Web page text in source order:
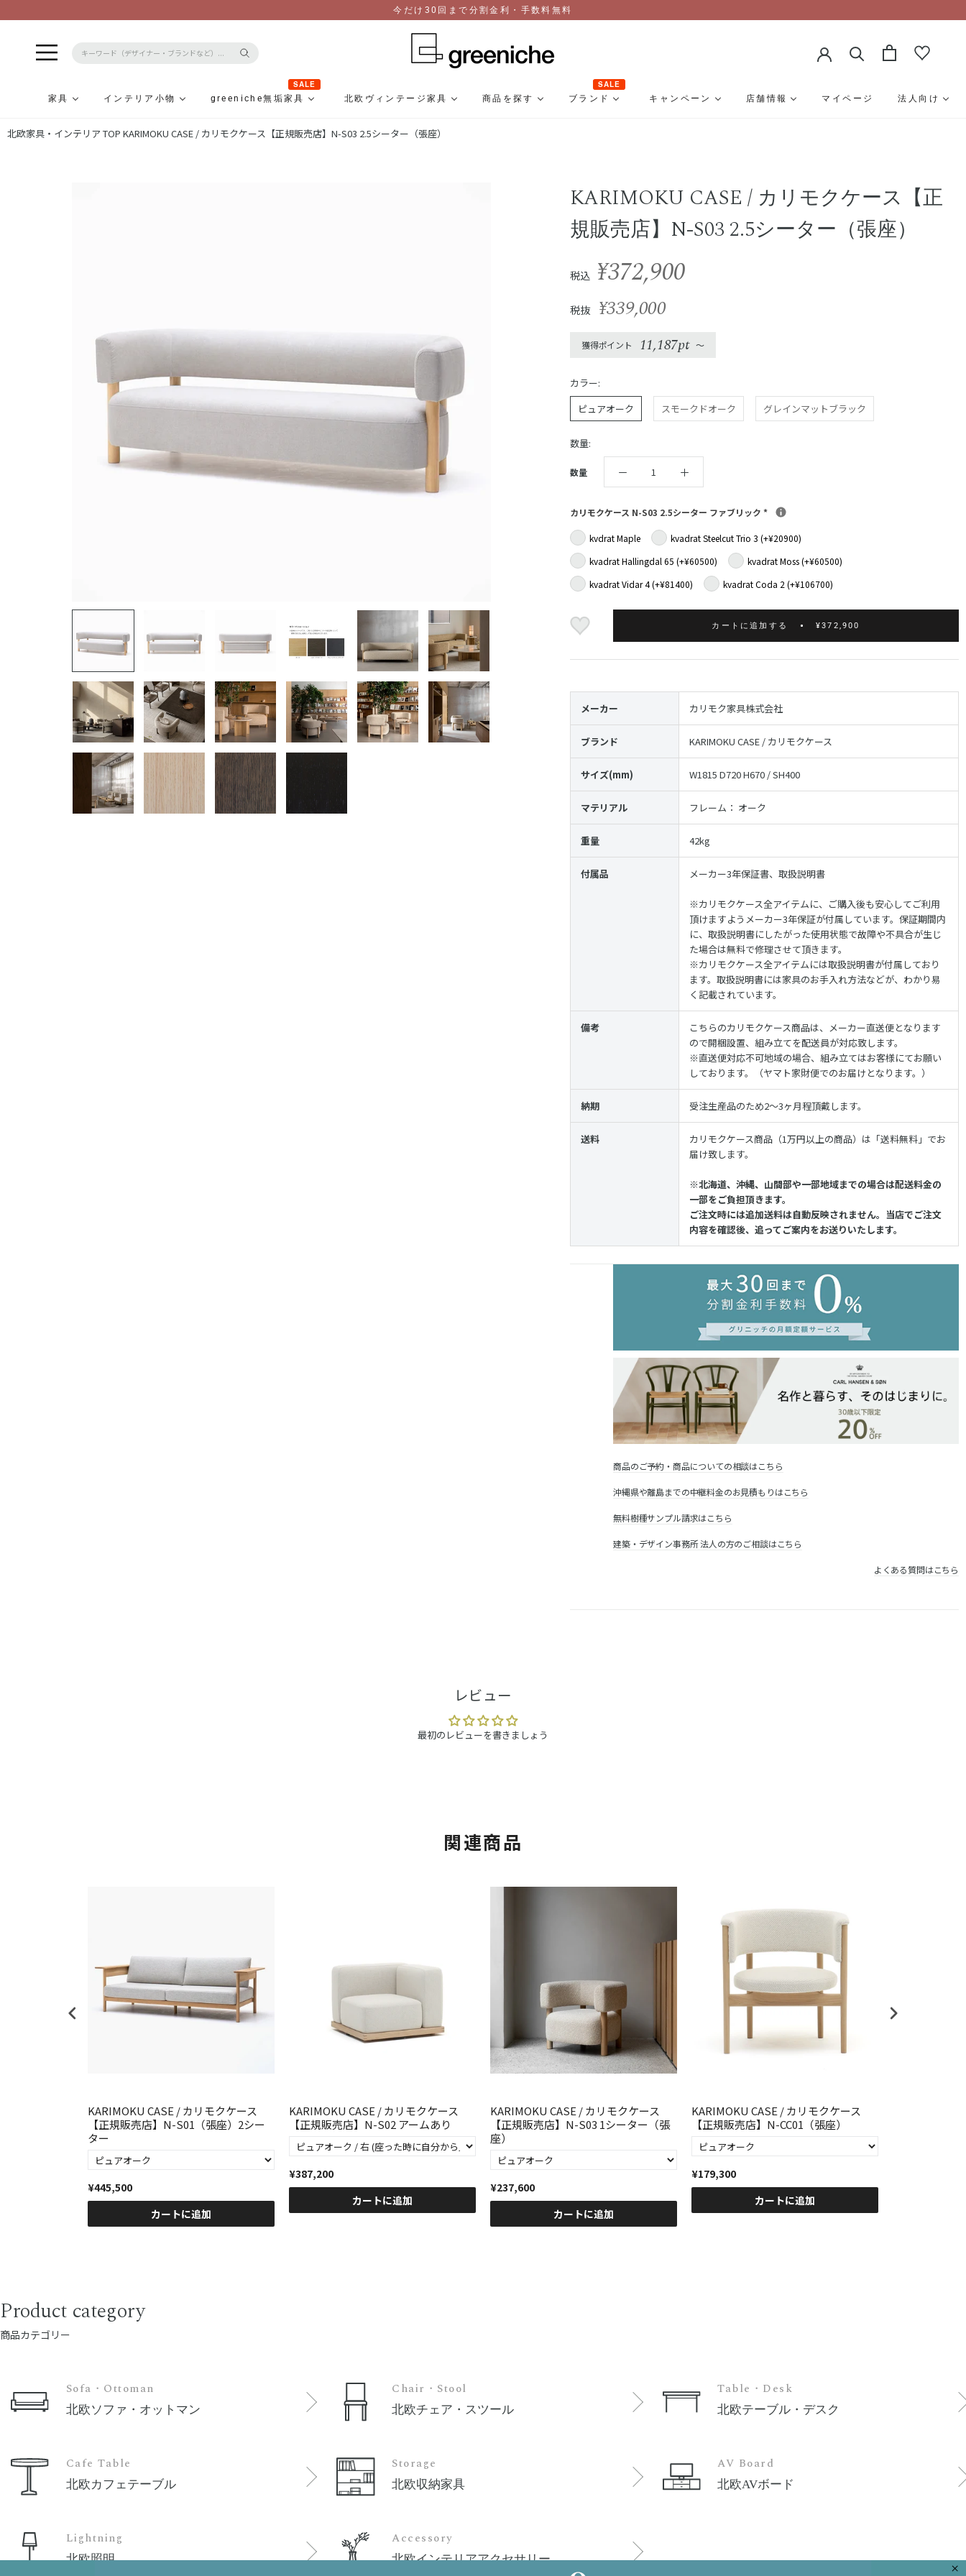
ン
今だけ30回まで分割金利・手数料無料
家具 インテリア小物 greeniche無垢家具
SALE
北欧ヴィンテージ家具
商品を探す ブランド
SALE
キャンペーン
店舗情報 マイページ 法人向け
北欧家具・インテリア TOP KARIMOKU CASE / カリモクケース【正規販売店】N-S03 2.5シーター（張座）
KARIMOKU CASE / カリモクケース【正
規販売店】N-S03 2.5シーター（張座）
税込 ¥372,900
税抜 ¥339,000
獲得ポイント 11,187pt 〜
カラー:
ピュアオーク
スモークドオーク グレインマットブラック
数量:
数量
カリモクケース N-S03 2.5シーター ファブリック*
kvdrat Maple
kvadrat Steelcut Trio 3 (+¥20900)
kvadrat Hallingdal 65 (+¥60500)
kvadrat Moss (+¥60500)
kvadrat Vidar 4 (+¥81400)
kvadrat Coda 2 (+¥106700)
カートに追加する ¥372,900
メーカー カリモク家具株式会社
ブランド KARIMOKU CASE / カリモクケース
サイズ(mm) W1815 D720 H670 / SH400
マテリアル フレーム： オーク
重量 42kg
付属品 メーカー3年保証書、取扱説明書
※カリモクケース全アイテムに、ご購入後も安心してご利用
頂けますようメーカー3年保証が付属しています。保証期間内
に、取扱説明書にしたがった使用状態で故障や不具合が生じ
た場合は無料で修理させて頂きます。
※カリモクケース全アイテムには取扱説明書が付属しており
ます。取扱説明書には家具のお手入れ方法などが、わかり易
く記載されています。
備考 こちらのカリモクケース商品は、メーカー直送便となります
ので開梱設置、組み立てを配送員が対応致します。
※直送便対応不可地域の場合、組み立てはお客様にてお願い
しております。（ヤマト家財便でのお届けとなります。）
納期 受注生産品のため2〜3ヶ月程頂戴します。
送料
カリモクケース商品（1万円以上の商品）は「送料無料」でお
届け致します。
※北海道、沖縄、山間部や一部地域までの場合は配送料金の
一部をご負担頂きます。
ご注文時には追加送料は自動反映されません。当店でご注文
内容を確認後、追ってご案内をお送りいたします。
商品のご予約・商品についての相談はこちら
沖縄県や離島までの中継料金のお見積もりはこちら
無料樹種サンプル請求はこちら
建築・デザイン事務所 法人の方のご相談はこちら
よくある質問はこちら
×
レビュー
最初のレビューを書きましょう
関連商品
KARIMOKU CASE / カリモクケース
【正規販売店】N-S01（張座）2シー
ター
¥445,500
カートに追加
KARIMOKU CASE / カリモクケース
【正規販売店】N-S02 アームあり
¥387,200
カートに追加
KARIMOKU CASE / カリモクケース
【正規販売店】N-S03 1シーター（張
座）
¥237,600
カートに追加
KARIMOKU CASE / カリモクケース
【正規販売店】N-CC01（張座）
¥179,300
カートに追加
Product category
商品カテゴリー
Sofa・Ottoman
北欧ソファ・オットマン
Chair・Stool
北欧チェア・スツール
Table・Desk
北欧テーブル・デスク
Cafe Table
北欧カフェテーブル
Storage
北欧収納家具
AV Board
北欧AVボード
Lightning
北欧照明
Accessory
北欧インテリアアクセサリー